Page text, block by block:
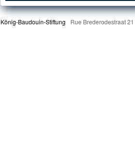
König-Baudouin-Stiftung Rue Brederodestraat